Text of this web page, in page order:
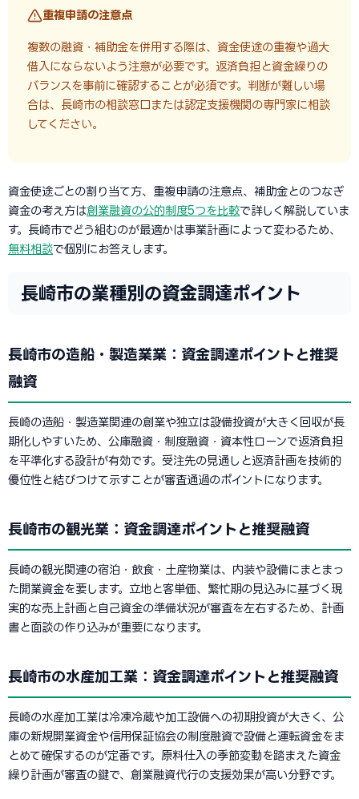
重複申請の注意点
複数の融資・補助金を併用する際は、資金使途の重複や過大
借入にならないよう注意が必要です。返済負担と資金繰りの
バランスを事前に確認することが必須です。判断が難しい場
合は、長崎市の相談窓口または認定支援機関の専門家に相談
してください。
資金使途ごとの割り当て方、重複申請の注意点、補助金とのつなぎ
資金の考え方は創業融資の公的制度5つを比較で詳しく解説していま
す。長崎市でどう組むのが最適かは事業計画によって変わるため、
無料相談で個別にお答えします。
長崎市の業種別の資金調達ポイント
長崎市の造船・製造業業：資金調達ポイントと推奨
融資
長崎の造船・製造業関連の創業や独立は設備投資が大きく回収が長
期化しやすいため、公庫融資・制度融資・資本性ローンで返済負担
を平準化する設計が有効です。受注先の見通しと返済計画を技術的
優位性と結びつけて示すことが審査通過のポイントになります。
長崎市の観光業：資金調達ポイントと推奨融資
長崎の観光関連の宿泊・飲食・土産物業は、内装や設備にまとまっ
た開業資金を要します。立地と客単価、繁忙期の見込みに基づく現
実的な売上計画と自己資金の準備状況が審査を左右するため、計画
書と面談の作り込みが重要になります。
長崎市の水産加工業：資金調達ポイントと推奨融資
長崎の水産加工業は冷凍冷蔵や加工設備への初期投資が大きく、公
庫の新規開業資金や信用保証協会の制度融資で設備と運転資金をま
とめて確保するのが定番です。原料仕入の季節変動を踏まえた資金
繰り計画が審査の鍵で、創業融資代行の支援効果が高い分野です。